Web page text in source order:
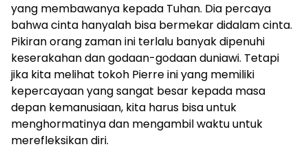
yang membawanya kepada Tuhan. Dia percaya
bahwa cinta hanyalah bisa bermekar didalam cinta.
Pikiran orang zaman ini terlalu banyak dipenuhi
keserakahan dan godaan-godaan duniawi. Tetapi
jika kita melihat tokoh Pierre ini yang memiliki
kepercayaan yang sangat besar kepada masa
depan kemanusiaan, kita harus bisa untuk
menghormatinya dan mengambil waktu untuk
merefleksikan diri.